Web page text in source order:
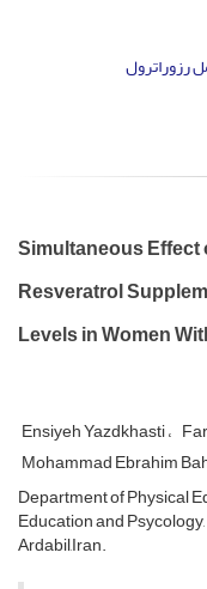
رزوراترول
Simultaneous
Resveratrol
Levels in Women
Ensiyeh Yazdkhasti
Mohammad Ebrahim
Department of Physical
Education and
Ardabil,Iran.